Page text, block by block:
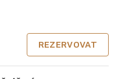
REZERVOVAT